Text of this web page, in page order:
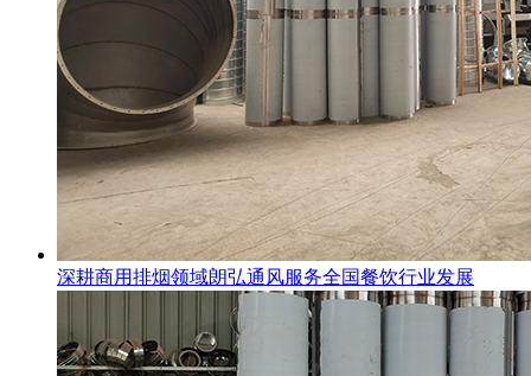
深耕商用排烟领域朗弘通风服务全国餐饮行业发展